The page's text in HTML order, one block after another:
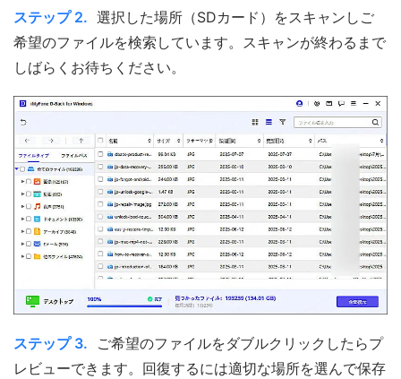
ステップ 2. 選択した場所（SDカード）をスキャンしご
希望のファイルを検索しています。スキャンが終わるまで
しばらくお待ちください。
ステップ 3.
ご希望のファイルをダブルクリックしたらプ
レビューできます。回復するには適切な場所を選んで保存